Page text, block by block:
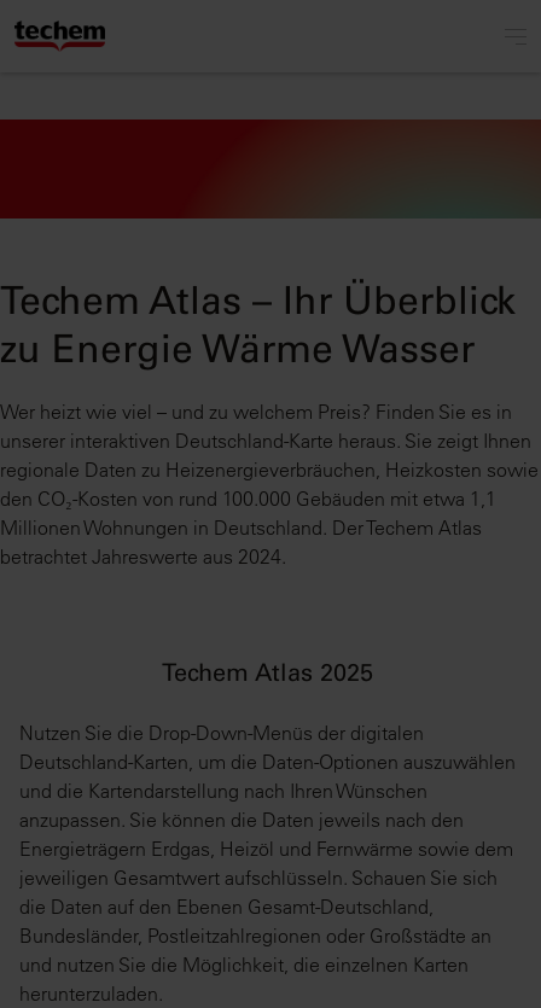
Techem Atlas – Ihr Überblick
zu Energie Wärme Wasser
Wer heizt wie viel – und zu welchem Preis? Finden Sie es in
unserer interaktiven Deutschland-Karte heraus. Sie zeigt Ihnen
regionale Daten zu Heizenergieverbräuchen, Heizkosten sowie
den CO₂-Kosten von rund 100.000 Gebäuden mit etwa 1,1
Millionen Wohnungen in Deutschland. Der Techem Atlas
betrachtet Jahreswerte aus 2024.
Techem Atlas 2025
Nutzen Sie die Drop-Down-Menüs der digitalen
Deutschland-Karten, um die Daten-Optionen auszuwählen
und die Kartendarstellung nach Ihren Wünschen
anzupassen. Sie können die Daten jeweils nach den
Energieträgern Erdgas, Heizöl und Fernwärme sowie dem
jeweiligen Gesamtwert aufschlüsseln. Schauen Sie sich
die Daten auf den Ebenen Gesamt-Deutschland,
Bundesländer, Postleitzahlregionen oder Großstädte an
und nutzen Sie die Möglichkeit, die einzelnen Karten
herunterzuladen.